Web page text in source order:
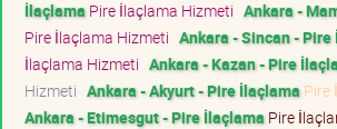
İlaçlama Pire İlaçlama Hizmeti Ankara -
Pire İlaçlama Hizmeti Ankara - Sincan -
İlaçlama Hizmeti Ankara - Kazan - Pire
Hizmeti Ankara - Akyurt - Pire İlaçlama Pire
Ankara - Etimesgut - Pire İlaçlama Pire